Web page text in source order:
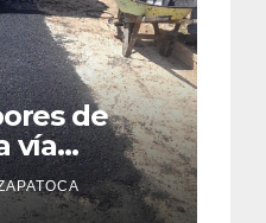
de
vía
gracias al